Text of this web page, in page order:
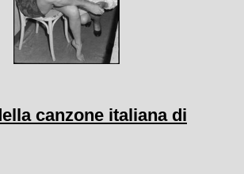
canzone italiana di